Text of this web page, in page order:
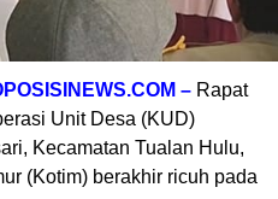
– Rapat
Unit Desa (KUD)
Kecamatan Tualan Hulu,
(Kotim) berakhir ricuh pada